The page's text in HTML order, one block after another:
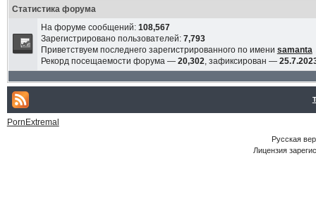
Статистика форума
На форуме сообщений: 108,567
Зарегистрировано пользователей: 7,793
Приветствуем последнего зарегистрированного по имени samanta
Рекорд посещаемости форума — 20,302, зафиксирован —
PornExtremal
Русская
Лицензия